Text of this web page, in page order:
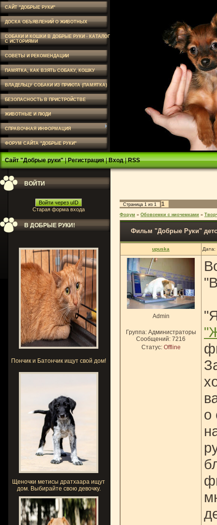
САЙТ "ДОБРЫЕ РУКИ"
ДОСКА ОБЪЯВЛЕНИЙ О ЖИВОТНЫХ
СОБАКИ И КОШКИ В ДОБРЫЕ РУКИ - КАТАЛОГ
С ИСТОРИЯМИ
СОВЕТЫ И РЕКОМЕНДАЦИИ
ПАМЯТКА, КАК ВЗЯТЬ СОБАКУ, КОШКУ
ВЛАДЕЛЬЦУ СОБАКИ ИЗ ПРИЮТА (ПАМЯТКА)
БЕЗОПАСНОСТЬ В ПРИСТРОЙСТВЕ
ЖИВОТНЫЕ И ЛЮДИ
СПРАВОЧНАЯ ИНФОРМАЦИЯ
ФОРУМ САЙТА "ДОБРЫЕ РУКИ"
Сайт "Добрые руки"|Регистрация|Вход|RSS
ВОЙТИ
Войти через uID
Старая форма входа
В ДОБРЫЕ РУКИ!
Пончик и Батончик ищут свой дом!
Щеночки метисы дратхаара ищут
дом. Выбирайте свою девочку.
Страница 1 из 1 1
Форум » Обовсемки с ниочемками »
Фильм "Добрые Руки"
upuska Дата:
Admin
Группа: Администраторы
Сообщений: 7216
Статус: Offline
о